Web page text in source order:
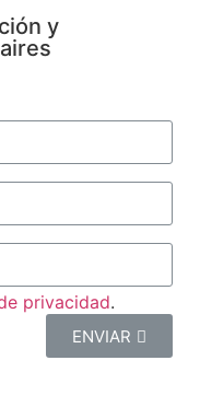
y
privacidad.
ENVIAR